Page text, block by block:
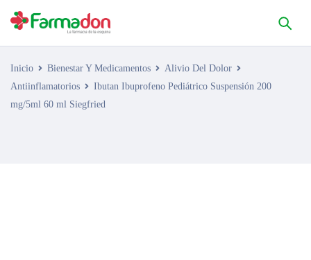
Inicio Bienestar Y Medicamentos
Alivio Del Dolor
Antiinflamatorios
Ibutan Ibuprofeno Pediátrico Suspensión 200
mg/5ml 60 ml Siegfried